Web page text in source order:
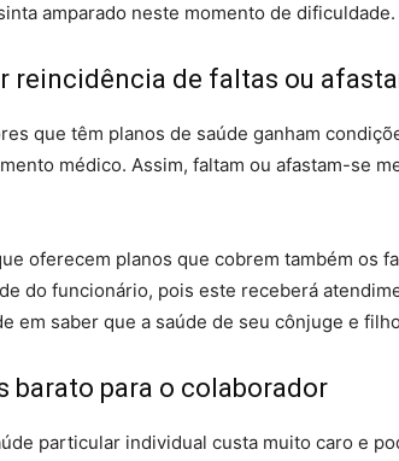
amparado neste momento de dificuldade.
reincidência de faltas ou
que têm planos de saúde ganham
médico. Assim, faltam ou afastam-se
oferecem planos que cobrem também os
do funcionário, pois este receberá
em saber que a saúde de seu cônjuge e
barato para o colaborador
particular individual custa muito caro e